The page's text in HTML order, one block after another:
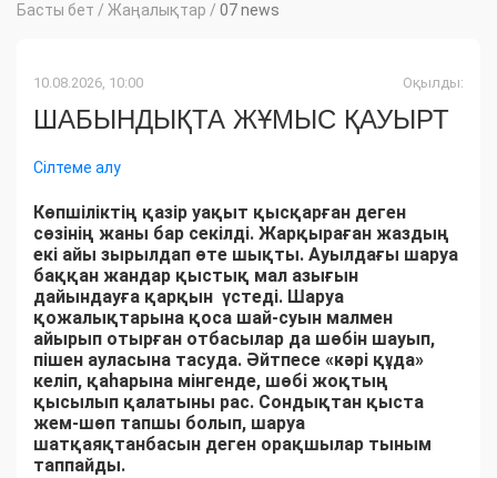
Басты бет / Жаңалықтар / 07 news
10.08.2026, 10:00 Оқылды:
ШАБЫНДЫҚТА ЖҰМЫС ҚАУЫРТ
Сілтеме алу
Көпшіліктің қазір уақыт қысқарған деген
сөзінің жаны бар секілді. Жарқыраған жаздың
екі айы зырылдап өте шықты. Ауылдағы шаруа
баққан жандар қыстық мал азығын
дайындауға қарқын үстеді. Шаруа
қожалықтарына қоса шай-суын малмен
айырып отырған отбасылар да шөбін шауып,
пішен ауласына тасуда. Әйтпесе «кәрі құда»
келіп, қаһарына мінгенде, шөбі жоқтың
қысылып қалатыны рас. Сондықтан қыста
жем-шөп тапшы болып, шаруа
шатқаяқтанбасын деген орақшылар тыным
таппайды.